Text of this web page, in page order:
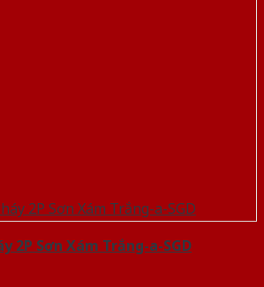
2P Sơn Xám Trắng-a-SGD